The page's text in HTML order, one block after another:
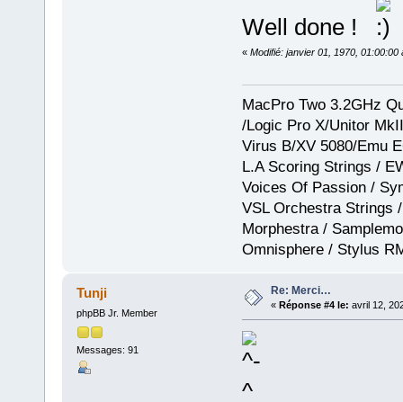
Well done !
« Modifié: janvier 01, 1970, 01:00:00
MacPro Two 3.2GHz
/Logic Pro X/Unitor
Virus B/XV 5080/Emu
L.A Scoring Strings /
Voices Of Passion /
VSL Orchestra Strings
Morphestra /
Omnisphere / Stylus
Tunji
phpBB Jr. Member
Messages: 91
Re: Merci…
« Réponse #4 le: avril 12,